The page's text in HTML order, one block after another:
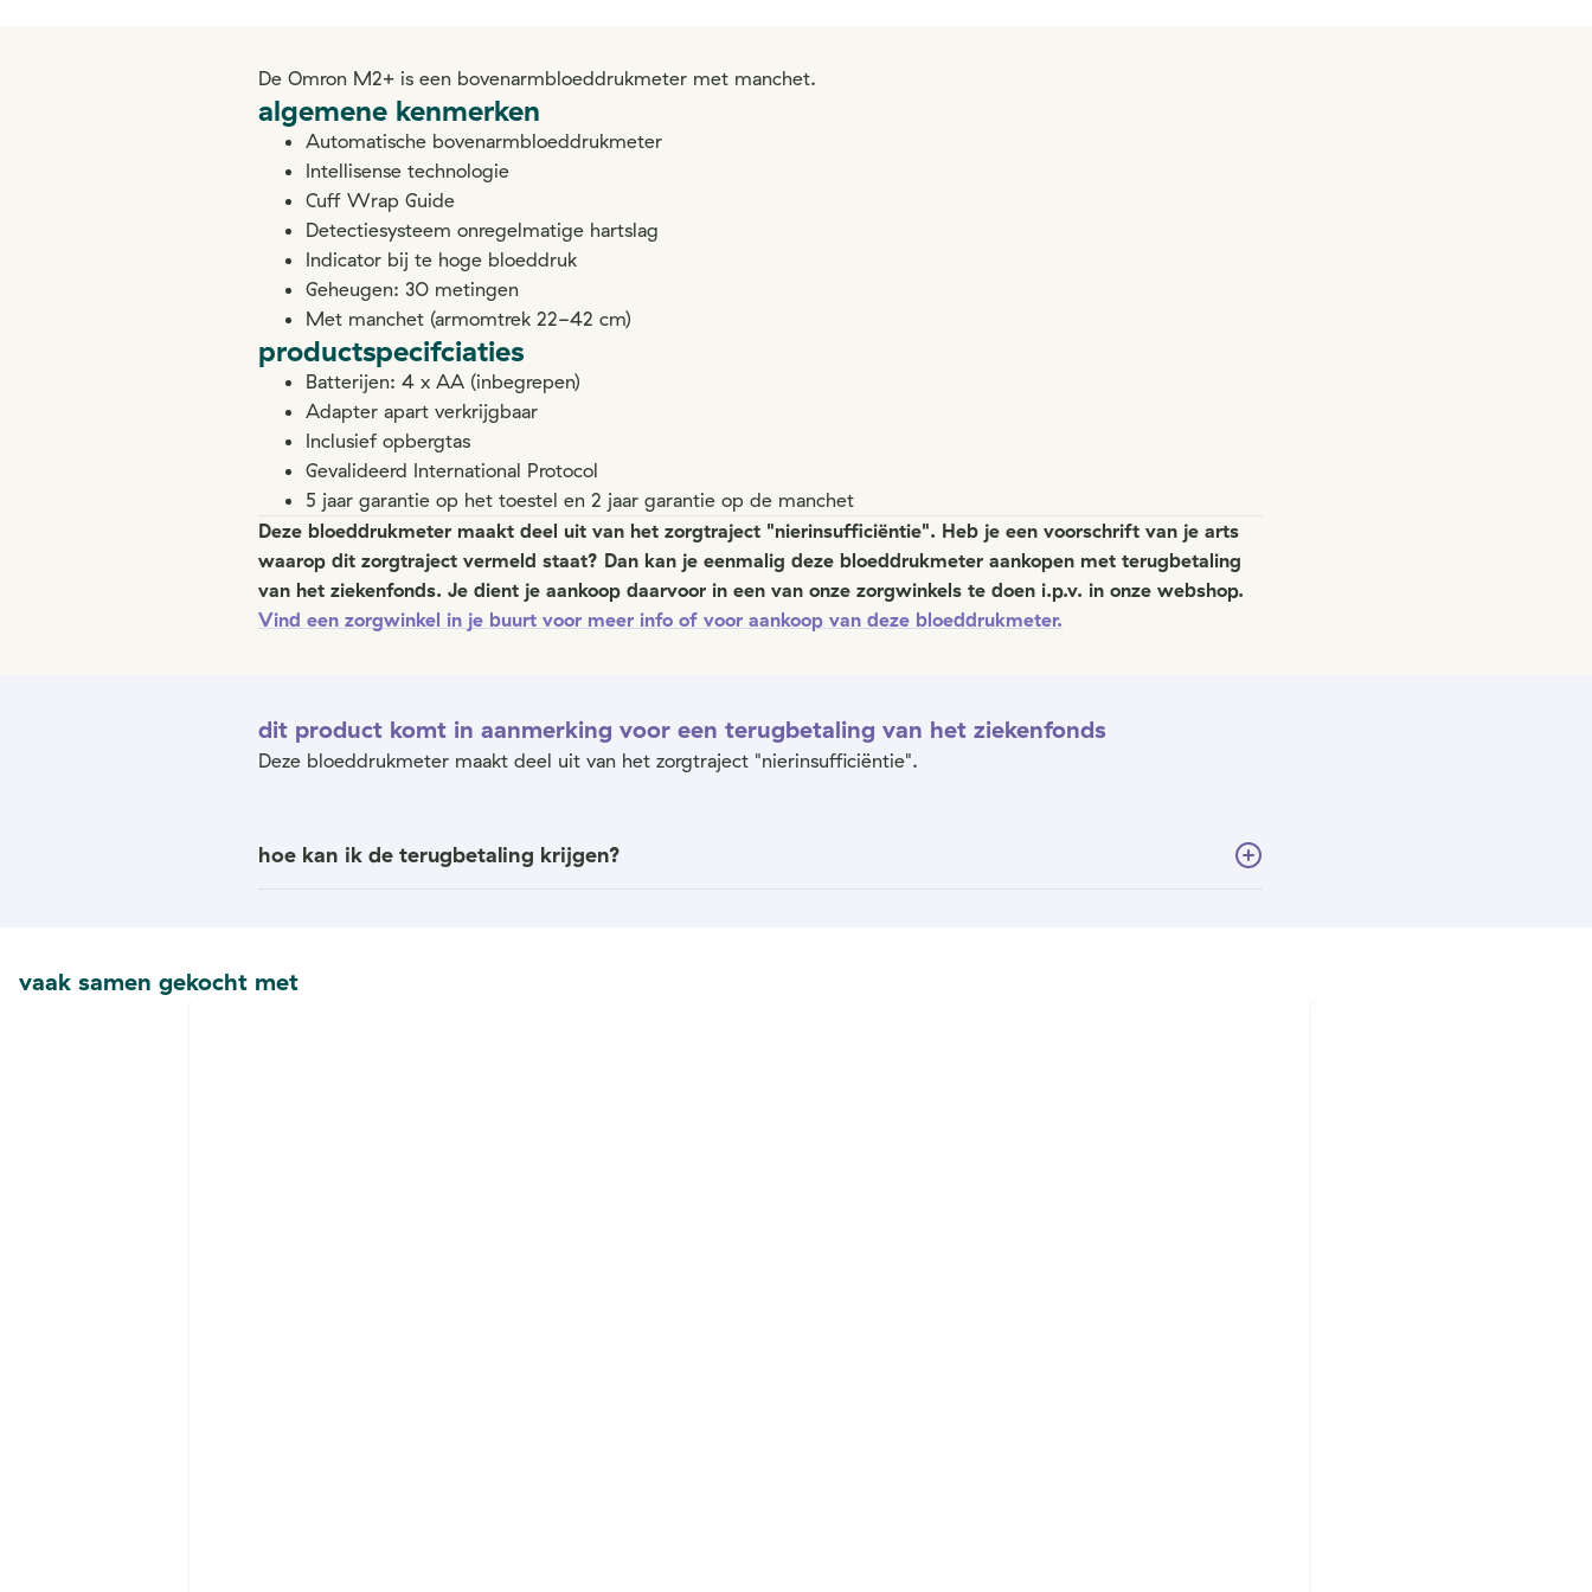
De Omron M2+ is een bovenarmbloeddrukmeter met manchet.
algemene kenmerken
Automatische bovenarmbloeddrukmeter
Intellisense technologie
Cuff Wrap Guide
Detectiesysteem onregelmatige hartslag
Indicator bij te hoge bloeddruk
Geheugen: 30 metingen
Met manchet (armomtrek 22-42 cm)
productspecifciaties
Batterijen: 4 x AA (inbegrepen)
Adapter apart verkrijgbaar
Inclusief opbergtas
Gevalideerd International Protocol
5 jaar garantie op het toestel en 2 jaar garantie op de manchet
Deze bloeddrukmeter maakt deel uit van het zorgtraject "nierinsufficiëntie". Heb je een voorschrift van je arts
waarop dit zorgtraject vermeld staat? Dan kan je eenmalig deze bloeddrukmeter aankopen met terugbetaling
van het ziekenfonds. Je dient je aankoop daarvoor in een van onze zorgwinkels te doen i.p.v. in onze webshop.
Vind een zorgwinkel in je buurt voor meer info of voor aankoop van deze bloeddrukmeter.
dit product komt in aanmerking voor een terugbetaling van het ziekenfonds
Deze bloeddrukmeter maakt deel uit van het zorgtraject "nierinsufficiëntie".
hoe kan ik de terugbetaling krijgen?
vaak samen gekocht met